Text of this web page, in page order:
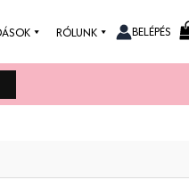
RÓLUNK BELÉPÉS